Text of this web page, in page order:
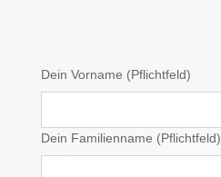
Dein Vorname (Pflichtfeld)
Dein Familienname (Pflichtfeld)